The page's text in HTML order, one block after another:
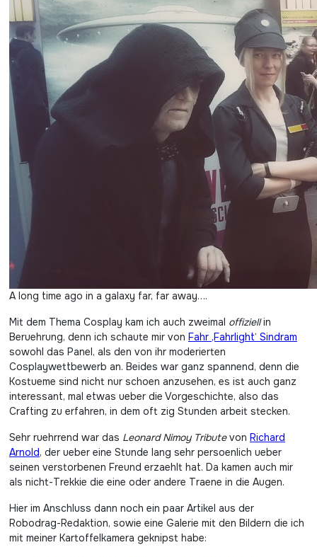
A long time ago in a galaxy far, far away….
Mit dem Thema Cosplay kam ich auch zweimal offiziellin
Beruehrung, denn ich schaute mir von Fahr ‚Fahrlight‘ Sindram
sowohl das Panel, als den von ihr moderierten
Cosplaywettbewerb an. Beides war ganz spannend, denn die
Kostueme sind nicht nur schoen anzusehen, es ist auch ganz
interessant, mal etwas ueber die Vorgeschichte, also das
Crafting zu erfahren, in dem oft zig Stunden arbeit stecken.
Sehr ruehrrend war das Leonard Nimoy Tributevon Richard
Arnold, der ueber eine Stunde lang sehr persoenlich ueber
seinen verstorbenen Freund erzaehlt hat. Da kamen auch mir
als nicht-Trekkie die eine oder andere Traene in die Augen.
Hier im Anschluss dann noch ein paar Artikel aus der
Robodrag-Redaktion, sowie eine Galerie mit den Bildern die ich
mit meiner Kartoffelkamera geknipst habe: